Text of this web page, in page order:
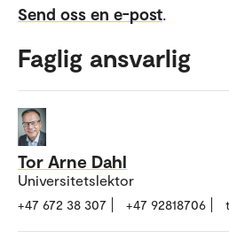
Send oss en e-post.
Faglig ansvarlig
Tor Arne Dahl
Universitetslektor
+47 672 38 307 +47 92818706